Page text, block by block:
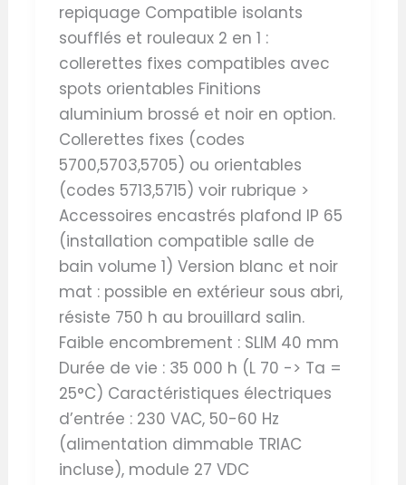
repiquage Compatible isolants
soufflés et rouleaux 2 en 1 :
collerettes fixes compatibles avec
spots orientables Finitions
aluminium brossé et noir en option.
Collerettes fixes (codes
5700,5703,5705) ou orientables
(codes 5713,5715) voir rubrique >
Accessoires encastrés plafond IP 65
(installation compatible salle de
bain volume 1) Version blanc et noir
mat : possible en extérieur sous abri,
résiste 750 h au brouillard salin.
Faible encombrement : SLIM 40 mm
Durée de vie : 35 000 h (L 70 -> Ta =
25°C) Caractéristiques électriques
d’entrée : 230 VAC, 50-60 Hz
(alimentation dimmable TRIAC
incluse), module 27 VDC